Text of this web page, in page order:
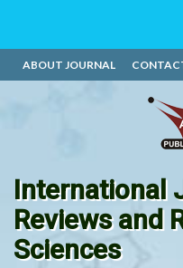
ABOUT JOURNAL
International
Reviews and
Sciences